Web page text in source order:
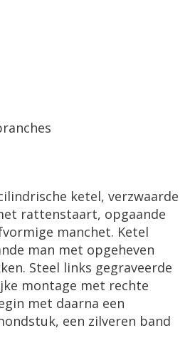
ketel, verzwaarde
rattenstaart, opgaande
manchet. Ketel
man met opgeheven
. Steel links gegraveerde
montage met rechte
met daarna een
, een zilveren band